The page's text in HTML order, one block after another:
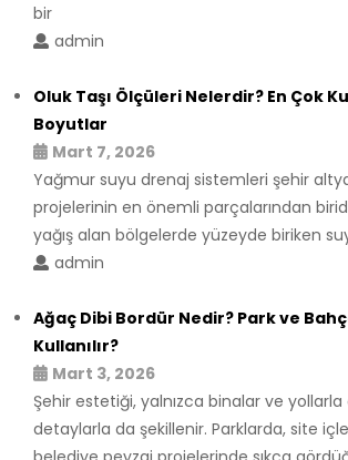
bir
admin
Oluk Taşı Ölçüleri Nelerdir? En Çok
Boyutlar
Mart 7, 2026
Yağmur suyu drenaj sistemleri şehir
projelerinin en önemli parçalarından
yağış alan bölgelerde yüzeyde biriken
admin
Ağaç Dibi Bordür Nedir? Park ve
Kullanılır?
Mart 3, 2026
Şehir estetiği, yalnızca binalar ve
detaylarla da şekillenir. Parklarda, site